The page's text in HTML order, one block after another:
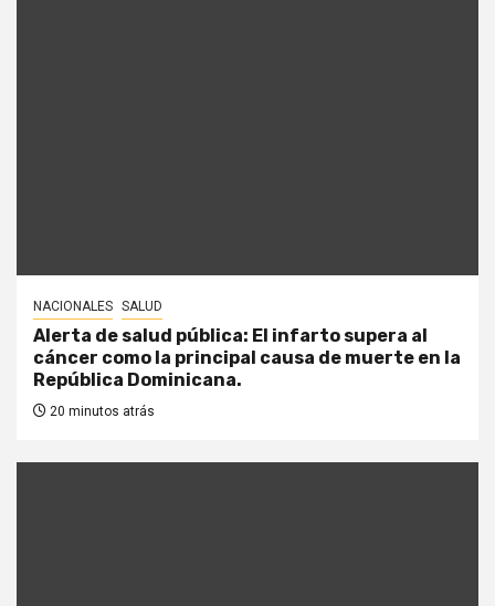
NACIONALES SALUD
Alerta de salud pública: El infarto supera al
cáncer como la principal causa de muerte en la
República Dominicana.
20 minutos atrás